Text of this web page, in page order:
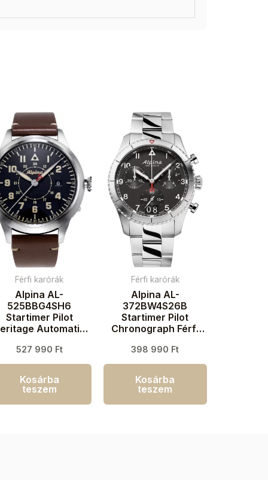
Férfi karórák
Alpina AL-
525BBG4SH6
Startimer Pilot
Automatic
3ATM
527 990 Ft
Kosárba
teszem
Férfi karórák
Alpina AL-
372BW4S26B
Startimer Pilot
Chronograph Férfi
398 990 Ft
Kosárba
teszem